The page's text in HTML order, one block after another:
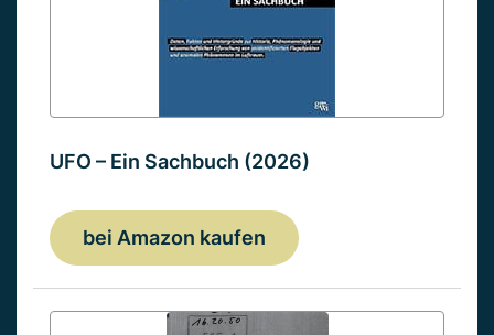
UFO – Ein Sachbuch (2026)
bei Amazon kaufen